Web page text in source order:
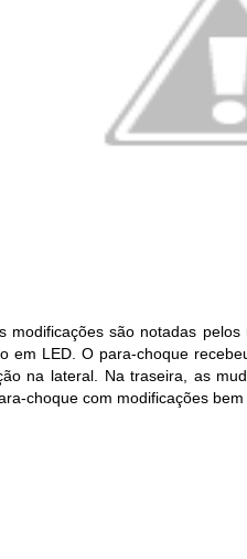
modificações são notadas
em LED. O para-choque
na lateral. Na traseira, as
choque com modificações bem